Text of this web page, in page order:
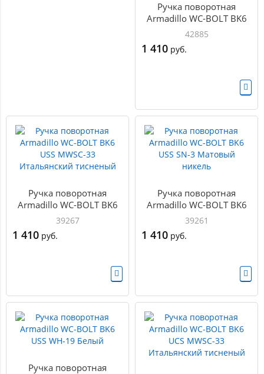
Ручка поворотная
Armadillo WC-BOLT BK6
USS FSG-39
Флорентийское золото
42885
1 410 руб.
Ручка поворотная
Armadillo WC-BOLT BK6
USS MWSC-33
Итальянский тисненый
39267
1 410 руб.
Ручка поворотная
Armadillo WC-BOLT BK6
USS SN-3 Матовый
39261
1 410 руб.
Ручка поворотная